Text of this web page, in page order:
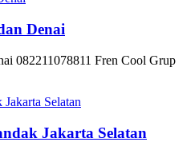
Denai
082211078811 Fren Cool Grup
Jakarta Selatan